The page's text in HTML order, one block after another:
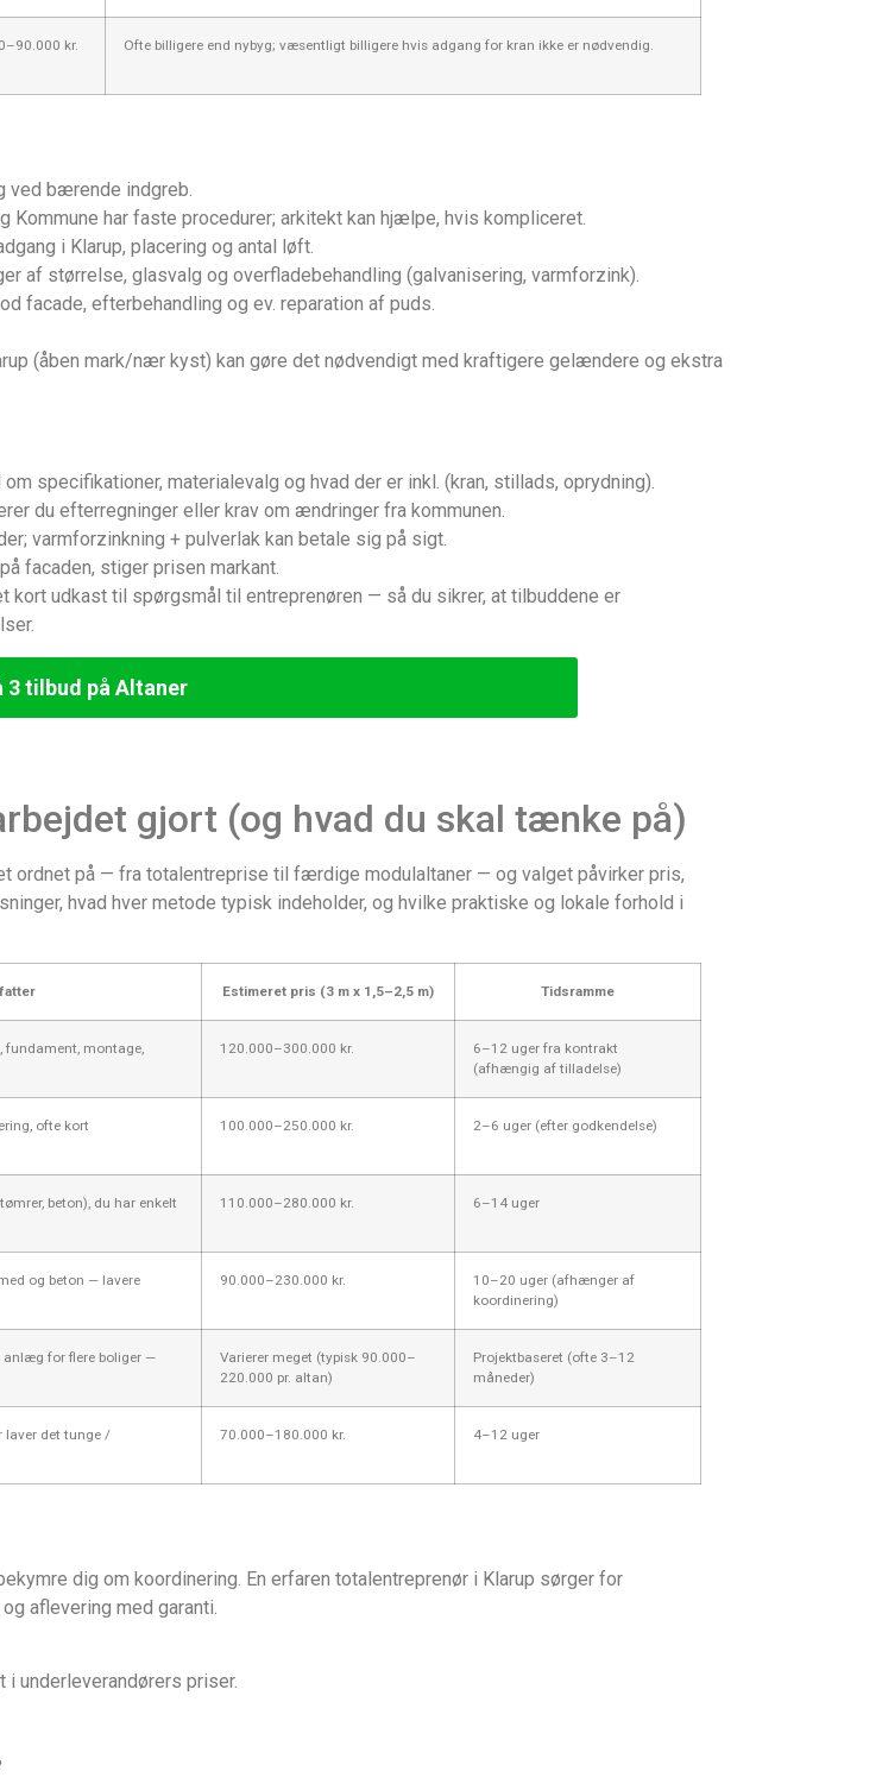
kr. Ofte billigere end nybyg; væsentligt billigere hvis adgang for kran ikke er nødvendig.
ved bærende indgreb.
Kommune har faste procedurer; arkitekt kan hjælpe, hvis kompliceret.
i Klarup, placering og antal løft.
af størrelse, glasvalg og overfladebehandling (galvanisering, varmforzink).
facade, efterbehandling og ev. reparation af puds.
(åben mark/nær kyst) kan gøre det nødvendigt med kraftigere gelændere og ekstra
specifikationer, materialevalg og hvad der er inkl. (kran, stillads, oprydning).
du efterregninger eller krav om ændringer fra kommunen.
varmforzinkning + pulverlak kan betale sig på sigt.
facaden, stiger prisen markant.
udkast til spørgsmål til entreprenøren — så du sikrer, at tilbuddene er
3 tilbud på Altaner
gjort (og hvad du skal tænke på)
ordnet på — fra totalentreprise til færdige modulaltaner — og valget påvirker pris,
hvad hver metode typisk indeholder, og hvilke praktiske og lokale forhold i
Estimeret pris (3 m x 1,5–2,5 m) Tidsramme
fundament, montage,
120.000–300.000 kr.
6–12 uger fra kontrakt
(afhængig af tilladelse)
ofte kort
100.000–250.000 kr. 2–6 uger (efter godkendelse)
beton), du har enkelt
110.000–280.000 kr. 6–14 uger
og beton — lavere
90.000–230.000 kr.
10–20 uger (afhænger af
koordinering)
anlæg for flere boliger —
Varierer meget (typisk 90.000–
220.000 pr. altan)
Projektbaseret (ofte 3–12
måneder)
laver det tunge /
70.000–180.000 kr. 4–12 uger
dig om koordinering. En erfaren totalentreprenør i Klarup sørger for
aflevering med garanti.
underleverandørers priser.